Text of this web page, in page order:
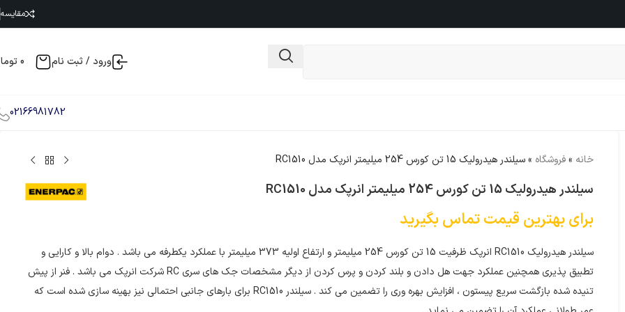
مقایسه
ورود / ثبت نام 0
02166981782
خانه »فروشگاه »سیلندر هیدرولیک 15 تن کورس 254 میلیمتر انرپک مدل RC1510
سیلندر هیدرولیک 15 تن کورس 254 میلیمتر انرپک مدل RC1510
برای بهترین قیمت تماس بگیرید
سیلندر هیدرولیک RC1510 انرپک ظرفیت 15 تن کورس 254 میلیمتر و ارتفاع اولیه 373 میلیمتر با عملکرد یکطرفه می باشد . دوام بالا و کارایی و
تطبیق پذیری همچنین عملکرد جهت هل دادن و بلند کردن و پرس کردن از دیگر مشخصات جک های سری RC شرکت انرپک می باشد . فنر از پیش
تنیده شده بازگشت سریع پیستون ، افزایش بهره وری را تضمین می کند . سیلندر RC1510 برای بارهای جانبی احتمالی نیز بهینه سازی شده است که